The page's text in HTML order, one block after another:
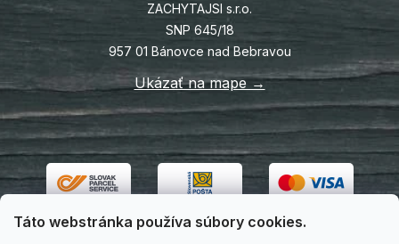
Táto webstránka používa súbory cookies.
ZACHYTAJSI s.r.o.
SNP 645/18
957 01 Bánovce nad Bebravou
Ukázať na mape →